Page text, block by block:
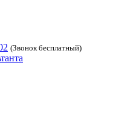
(Звонок бесплатный)